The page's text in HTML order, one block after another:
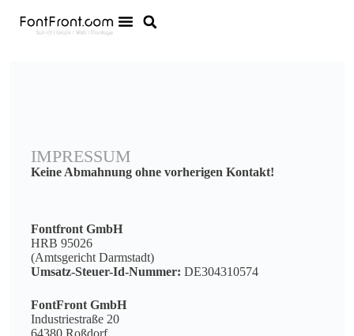
IMPRESSUM
Keine Abmahnung ohne vorherigen Kontakt!
Fontfront GmbH
HRB 95026
(Amtsgericht Darmstadt)
Umsatz-Steuer-Id-Nummer: DE304310574
FontFront GmbH
Industriestraße 20
64380 Roßdorf